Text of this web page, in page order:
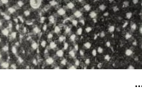
le prix qu’il estime juste. Dans l’objectif
vous-mêmes le coût de notre
rédaction selon vos moyens et vos